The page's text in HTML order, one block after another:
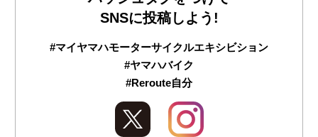
SNSに投稿しよう!
#マイヤマハモーターサイクルエキシビション
#ヤマハバイク
#Reroute自分